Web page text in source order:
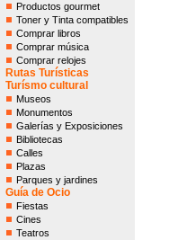
Productos gourmet
Toner y Tinta compatibles
Comprar libros
Comprar música
Comprar relojes
Rutas Turísticas
Turísmo cultural
Museos
Monumentos
Galerías y Exposiciones
Bibliotecas
Calles
Plazas
Parques y jardines
Guía de Ocio
Fiestas
Cines
Teatros